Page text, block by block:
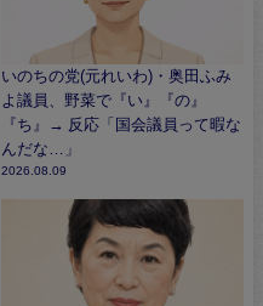
いのちの党(元れいわ)・奥田ふみ
よ議員、野菜で『い』『の』
『ち』→ 反応「国会議員って暇な
んだな…」
2026.08.09